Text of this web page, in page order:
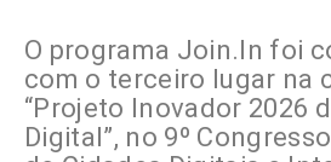
O programa Join.In foi
com o terceiro lugar na
“Projeto Inovador 2026
Digital”, no 9º